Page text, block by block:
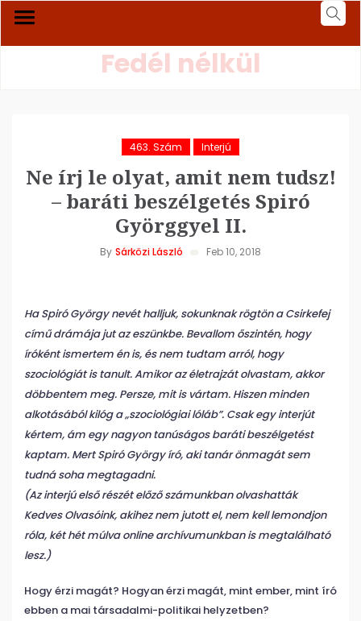
Fedél nélkül
463. Szám Interjú
Ne írj le olyat, amit nem tudsz!
– baráti beszélgetés Spiró
Györggyel II.
By Sárközi László Feb 10, 2018
Ha Spiró György nevét halljuk, sokunknak rögtön a Csirkefej
című drámája jut az eszünkbe. Bevallom őszintén, hogy
íróként ismertem én is, és nem tudtam arról, hogy
szociológiát is tanult. Amikor az életrajzát olvastam, akkor
döbbentem meg. Persze, mit is vártam. Hiszen minden
alkotásából kilóg a „szociológiai lóláb”. Csak egy interjút
kértem, ám egy nagyon tanúságos baráti beszélgetést
kaptam. Mert Spiró György író, aki tanár önmagát sem
tudná soha megtagadni.
(Az interjú első részét előző számunkban olvashatták
Kedves Olvasóink, akihez nem jutott el, nem kell lemondjon
róla, két hét múlva online archívumunkban is megtalálható
lesz.)
Hogy érzi magát? Hogyan érzi magát, mint ember, mint író
ebben a mai társadalmi-politikai helyzetben?